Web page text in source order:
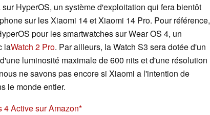
HyperOS, un système d'exploitation qui fera bientôt
sur les Xiaomi 14 et Xiaomi 14 Pro. Pour référence,
pour les smartwatches sur Wear OS 4, un
laWatch 2 Pro. Par ailleurs, la Watch S3 sera dotée d'un
luminosité maximale de 600 nits et d'une résolution
ne savons pas encore si Xiaomi a l'intention de
le monde entier.
Active sur Amazon